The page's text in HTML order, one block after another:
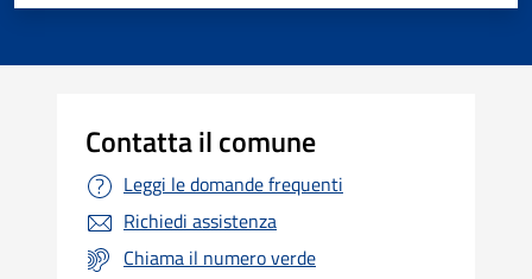
Contatta il comune
Leggi le domande frequenti
Richiedi assistenza
Chiama il numero verde